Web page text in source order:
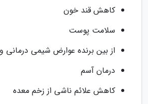
کاهش قند خون
سلامت پوست
از بین برنده عوارض شیمی درمانی
درمان آسم
کاهش علائم ناشی از زخم معده